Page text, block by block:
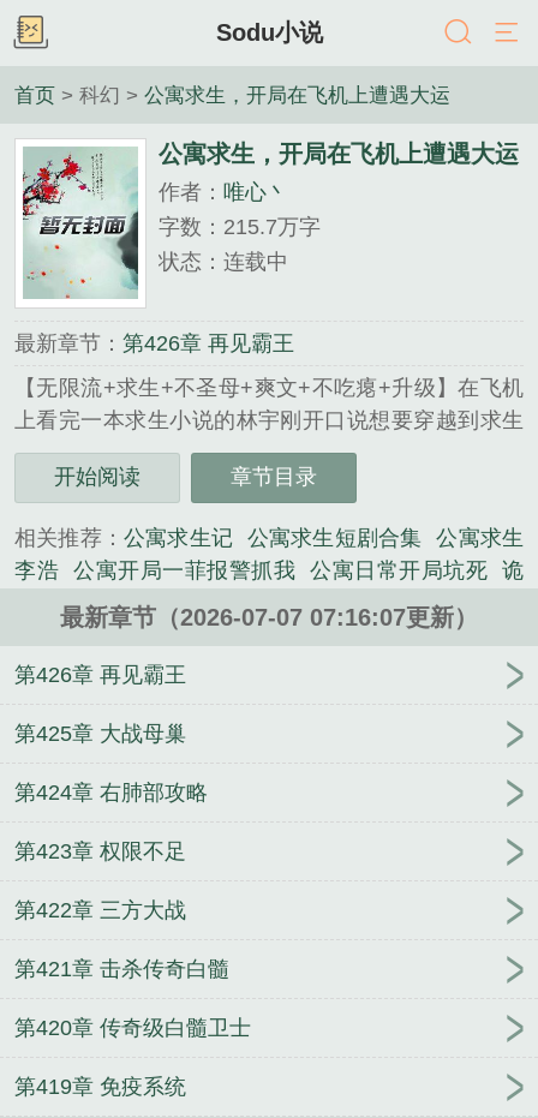
Sodu小说
首页 > 科幻 > 公寓求生，开局在飞机上遭遇大运
公寓求生，开局在飞机上遭遇大运
作者： 唯心丶
字数：215.7万字
状态：连载中
最新章节： 第426章 再见霸王
【无限流+求生+不圣母+爽文+不吃瘪+升级】在飞机
上看完一本求生小说的林宇刚开口说想要穿越到求生
世界玩玩，随后老天爷就成全了他，一辆穿越劳模大
运卡车从天而降，直接在飞机客舱里将他送到了一个
《公寓求生，开局在飞机上遭遇大运》是唯心丶精心
创作的科幻类小说。
开始阅读 章节目录
相关推荐： 公寓求生记 公寓求生短剧合集
公寓求生
李浩 公寓开局一菲报警抓我 公寓日常开局坑死 诡
异入侵：但怎么诡异都是我亲戚
宋剑
没数值你当什
么冒险者
纪总的夫人是小神仙，会算命！ 诸君岂不
闻：天心如剑，民意如刀？
十灵根短命鬼？
道 大唐：误认李世民做爹，我成亚洲洲长了
半岛
大魔女2077
百岁飞升
六零糙汉团长凶又猛，乡下美
下？
穿到千禧，带飞精神小妹亲妈
真千金农场种
田，全星际跪求代购
我在凶宅开卦馆，死对头非要
当我靠山
最新章节（2026-07-07 07:16:07更新）
第426章 再见霸王
第425章 大战母巢
第424章 右肺部攻略
第423章 权限不足
第422章 三方大战
第421章 击杀传奇白髓
第420章 传奇级白髓卫士
第419章 免疫系统